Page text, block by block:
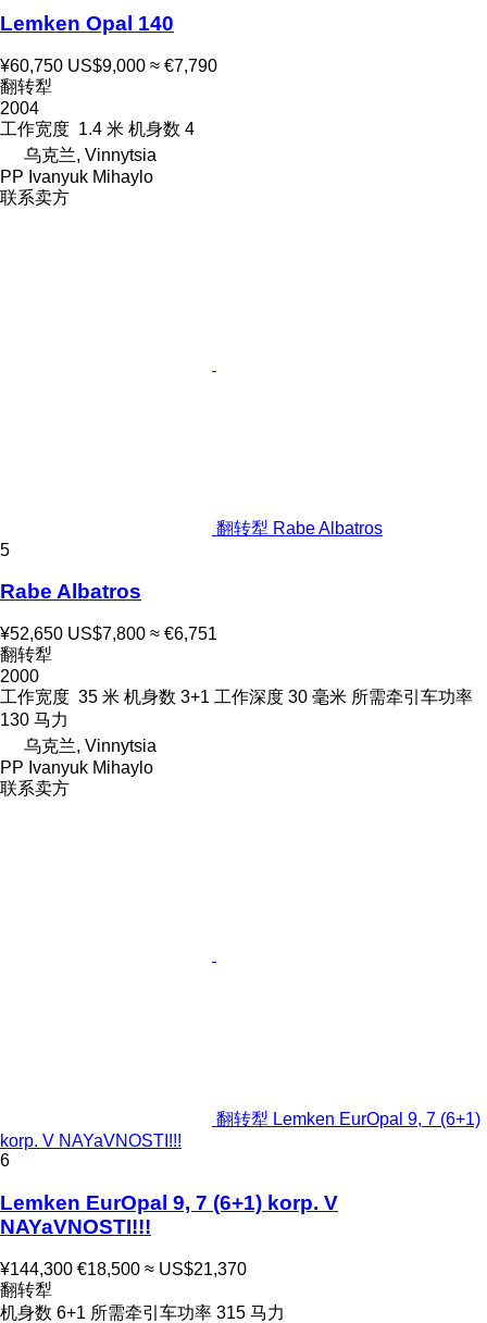
Lemken Opal 140
¥60,750 US$9,000 ≈ €7,790
翻转犁
2004
工作宽度 1.4 米 机身数 4
乌克兰, Vinnytsia
PP Ivanyuk Mihaylo
联系卖方
翻转犁 Rabe Albatros
5
Rabe Albatros
¥52,650 US$7,800 ≈ €6,751
翻转犁
2000
工作宽度 35 米 机身数 3+1 工作深度 30 毫米 所需牵引车功率
130 马力
乌克兰, Vinnytsia
PP Ivanyuk Mihaylo
联系卖方
翻转犁 Lemken EurOpal 9, 7 (6+1)
korp. V NAYaVNOSTI!!!
6
Lemken EurOpal 9, 7 (6+1) korp. V
NAYaVNOSTI!!!
¥144,300 €18,500 ≈ US$21,370
翻转犁
机身数 6+1 所需牵引车功率 315 马力